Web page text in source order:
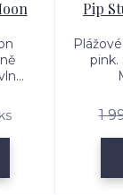
Pip
pink.
1